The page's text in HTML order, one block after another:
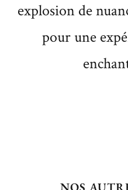
explosion de
pour une